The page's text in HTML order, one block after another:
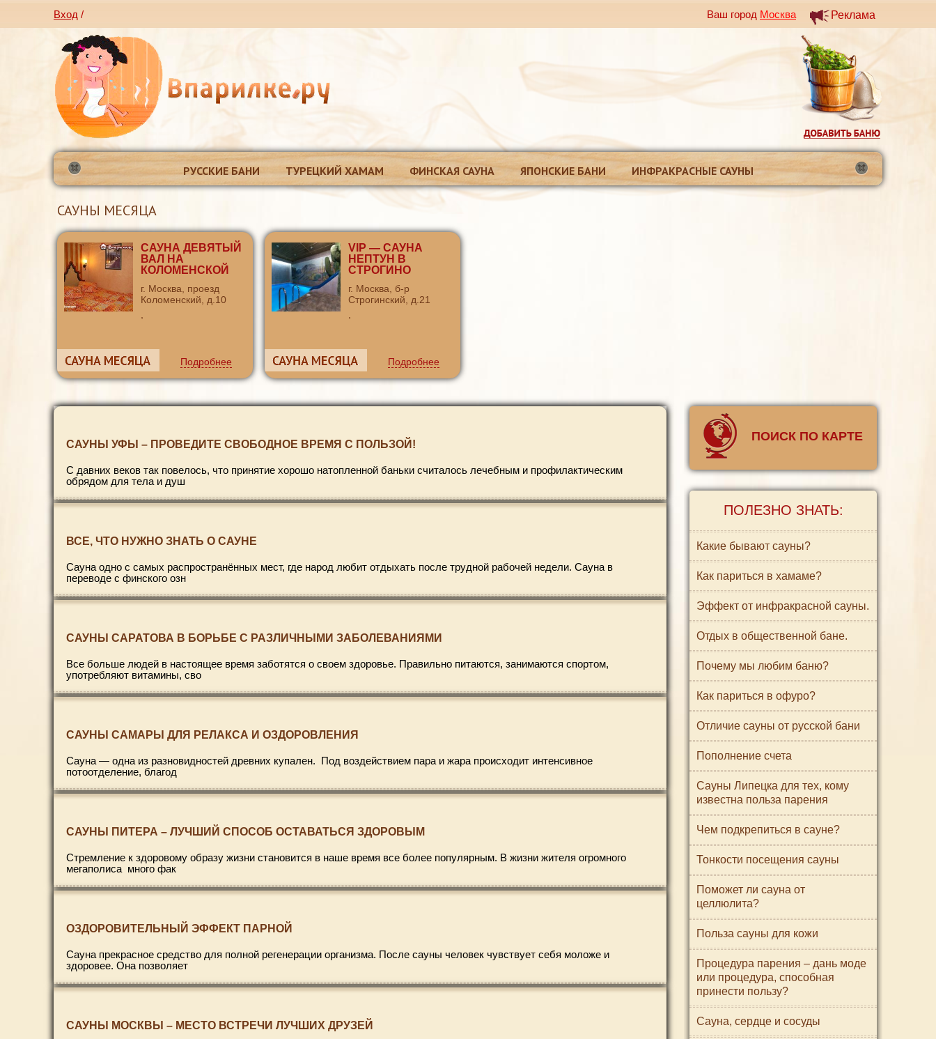
Ваш город Москва Реклама
Вход /
РУССКИЕ БАНИ ТУРЕЦКИЙ ХАМАМ ФИНСКАЯ САУНА ЯПОНСКИЕ БАНИ ИНФРАКРАСНЫЕ САУНЫ
САУНЫ МЕСЯЦА
САУНА ДЕВЯТЫЙ
ВАЛ НА
КОЛОМЕНСКОЙ
г. Москва, проезд
Коломенский, д.10
Подробнее
VIP — САУНА
НЕПТУН В
СТРОГИНО
г. Москва, б-р
Строгинский, д.21
Подробнее
САУНЫ УФЫ – ПРОВЕДИТЕ СВОБОДНОЕ ВРЕМЯ С ПОЛЬЗОЙ!
С давних веков так повелось, что принятие хорошо натопленной баньки считалось лечебным и профилактическим
обрядом для тела и душ
ВСЕ, ЧТО НУЖНО ЗНАТЬ О САУНЕ
Сауна одно с самых распространённых мест, где народ любит отдыхать после трудной рабочей недели. Сауна в
переводе с финского озн
САУНЫ САРАТОВА В БОРЬБЕ С РАЗЛИЧНЫМИ ЗАБОЛЕВАНИЯМИ
Все больше людей в настоящее время заботятся о своем здоровье. Правильно питаются, занимаются спортом,
употребляют витамины, сво
САУНЫ САМАРЫ ДЛЯ РЕЛАКСА И ОЗДОРОВЛЕНИЯ
Сауна — одна из разновидностей древних купален. Под воздействием пара и жара происходит интенсивное
потоотделение, благод
САУНЫ ПИТЕРА – ЛУЧШИЙ СПОСОБ ОСТАВАТЬСЯ ЗДОРОВЫМ
Стремление к здоровому образу жизни становится в наше время все более популярным. В жизни жителя огромного
мегаполиса много фак
ОЗДОРОВИТЕЛЬНЫЙ ЭФФЕКТ ПАРНОЙ
Сауна прекрасное средство для полной регенерации организма. После сауны человек чувствует себя моложе и
здоровее. Она позволяет
САУНЫ МОСКВЫ – МЕСТО ВСТРЕЧИ ЛУЧШИХ ДРУЗЕЙ
ПОИСК ПО КАРТЕ
ПОЛЕЗНО ЗНАТЬ:
Какие бывают сауны?
Как париться в хамаме?
Эффект от инфракрасной сауны.
Отдых в общественной бане.
Почему мы любим баню?
Как париться в офуро?
Отличие сауны от русской бани
Пополнение счета
Сауны Липецка для тех, кому
известна польза парения
Чем подкрепиться в сауне?
Тонкости посещения сауны
Поможет ли сауна от
целлюлита?
Польза сауны для кожи
Процедура парения – дань моде
или процедура, способная
принести пользу?
Сауна, сердце и сосуды